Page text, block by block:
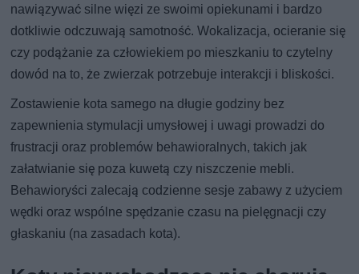
nawiązywać silne więzi ze swoimi opiekunami i bardzo
dotkliwie odczuwają samotność. Wokalizacja, ocieranie się
czy podążanie za człowiekiem po mieszkaniu to czytelny
dowód na to, że zwierzak potrzebuje interakcji i bliskości.
Zostawienie kota samego na długie godziny bez
zapewnienia stymulacji umysłowej i uwagi prowadzi do
frustracji oraz problemów behawioralnych, takich jak
załatwianie się poza kuwetą czy niszczenie mebli.
Behawioryści zalecają codzienne sesje zabawy z użyciem
wędki oraz wspólne spędzanie czasu na pielęgnacji czy
głaskaniu (na zasadach kota).